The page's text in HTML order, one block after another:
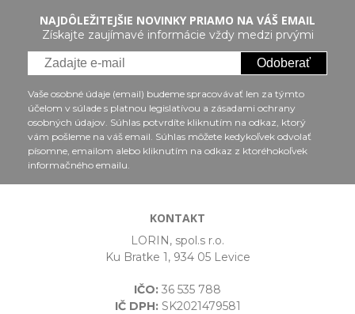
NAJDÔLEŽITEJŠIE NOVINKY PRIAMO NA VÁŠ EMAIL
Získajte zaujímavé informácie vždy medzi prvými
Odoberať
Vaše osobné údaje (email) budeme spracovávať len za týmto
účelom v súlade s platnou legislatívou a zásadami ochrany
osobných údajov. Súhlas potvrdíte kliknutím na odkaz, ktorý
vám pošleme na váš email. Súhlas môžete kedykoľvek odvolať
písomne, emailom alebo kliknutím na odkaz z ktoréhokoľvek
informačného emailu.
KONTAKT
LORIN, spol.s r.o.
Ku Bratke 1, 934 05 Levice
IČO: 36 535 788
IČ DPH:SK2021479581